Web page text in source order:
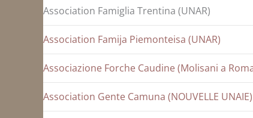
Association Famiglia Trentina (UNAR)
Association Famija Piemonteisa (UNAR)
Associazione Forche Caudine (Molisani a
Association Gente Camuna (NOUVELLE UNAIE)